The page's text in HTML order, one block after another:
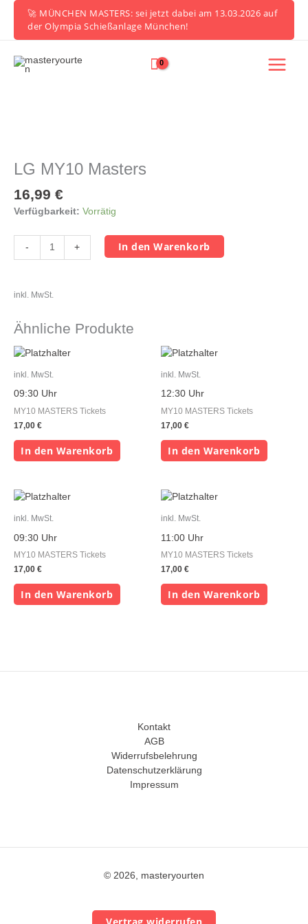
springen
🚀 MÜNCHEN MASTERS: sei jetzt dabei am 13.03.2026 auf
der Olympia Schießanlage München!
LG MY10 Masters
16,99 €
Verfügbarkeit: Vorrätig
-
Masters
Menge
+ In den Warenkorb
inkl. MwSt.
Ähnliche Produkte
inkl. MwSt.
09:30 Uhr
MY10 MASTERS Tickets
17,00 €
In den Warenkorb
inkl. MwSt.
12:30 Uhr
MY10 MASTERS Tickets
17,00 €
In den Warenkorb
inkl. MwSt.
09:30 Uhr
MY10 MASTERS Tickets
17,00 €
In den Warenkorb
inkl. MwSt.
11:00 Uhr
MY10 MASTERS Tickets
17,00 €
In den Warenkorb
Kontakt
AGB
Widerrufsbelehrung
Datenschutzerklärung
Impressum
© 2026, masteryourten
Vertrag widerrufen